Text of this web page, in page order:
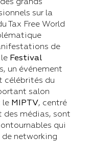
sur la
Tax Free World
de
Festival
un événement
célébrités du
salon
le MIPTV, centré
des médias, sont
qui
de networking